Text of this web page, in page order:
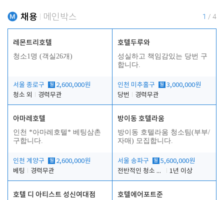
채용 메인박스 1 / 4
레몬트리호텔
청소1명 (객실26개)
서울 종로구 월 2,600,000원
청소 외
경력무관
호텔두루와
성실하고 책임감있는 당번 구
합니다.
인천 미추홀구 월 3,000,000원
당번
경력무관
아마레호텔
인천 *아마레호텔* 베팅삼촌
구합니다.
인천 계양구 월 2,600,000원
베팅
경력무관
방이동 호텔라움
방이동 호텔라움 청소팀(부부/
자매) 모집합니다.
서울 송파구 월 5,600,000원
전반적인 청소 업무(객실청소.객실정리)
1년 이상
호텔 디 아티스트 성신여대점 호텔에어포트준